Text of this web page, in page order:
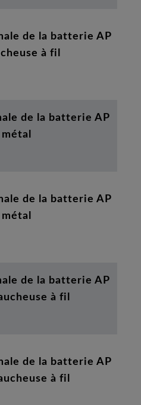
de la batterie AP
à fil
de la batterie AP
de la batterie AP
de la batterie AP
à fil
de la batterie AP
à fil